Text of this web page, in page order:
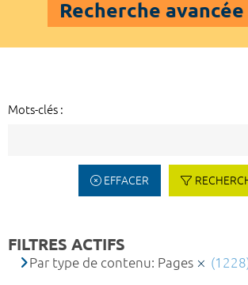
Recherche avancée
Mots-clés :
EFFACER
FILTRES ACTIFS
Par type de contenu: Pages